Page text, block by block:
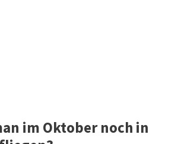
im Oktober noch in